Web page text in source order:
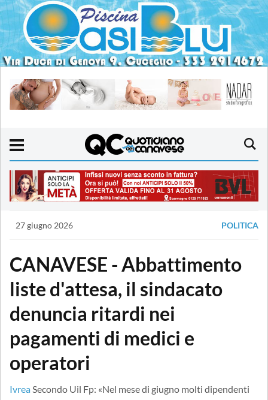
27 giugno 2026 POLITICA
CANAVESE - Abbattimento
liste d'attesa, il sindacato
denuncia ritardi nei
pagamenti di medici e
operatori
Ivrea Secondo Uil Fp: «Nel mese di giugno molti dipendenti